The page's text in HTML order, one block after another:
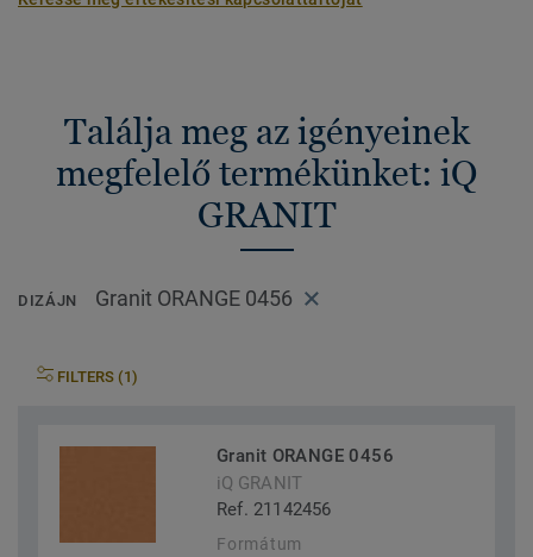
Találja meg az igényeinek
megfelelő termékünket: iQ
GRANIT
DIZÁJN Granit ORANGE 0456
FILTERS (1)
Granit ORANGE 0456
iQ GRANIT
Ref. 21142456
Formátum